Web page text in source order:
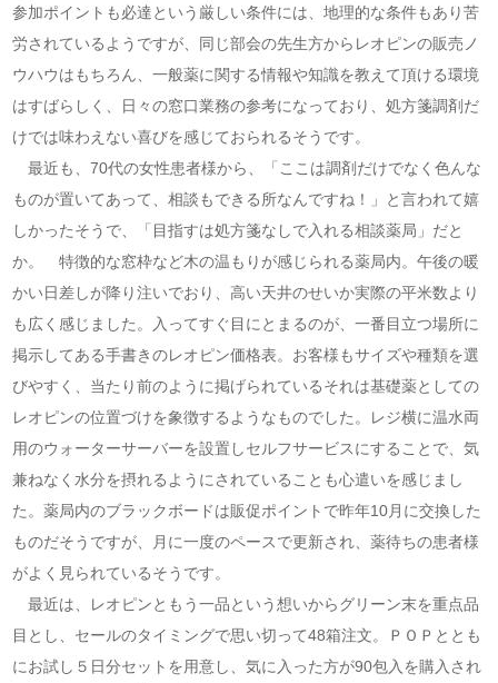
参加ポイントも必達という厳しい条件には、地理的な条件もあり苦
労されているようですが、同じ部会の先生方からレオピンの販売ノ
ウハウはもちろん、一般薬に関する情報や知識を教えて頂ける環境
はすばらしく、日々の窓口業務の参考になっており、処方箋調剤だ
けでは味わえない喜びを感じておられるそうです。
最近も、70代の女性患者様から、「ここは調剤だけでなく色んな
ものが置いてあって、相談もできる所なんですね！」と言われて嬉
しかったそうで、「目指すは処方箋なしで入れる相談薬局」だと
か。 特徴的な窓枠など木の温もりが感じられる薬局内。午後の暖
かい日差しが降り注いでおり、高い天井のせいか実際の平米数より
も広く感じました。入ってすぐ目にとまるのが、一番目立つ場所に
掲示してある手書きのレオピン価格表。お客様もサイズや種類を選
びやすく、当たり前のように掲げられているそれは基礎薬としての
レオピンの位置づけを象徴するようなものでした。レジ横に温水両
用のウォーターサーバーを設置しセルフサービスにすることで、気
兼ねなく水分を摂れるようにされていることも心遣いを感じまし
た。薬局内のブラックボードは販促ポイントで昨年10月に交換した
ものだそうですが、月に一度のペースで更新され、薬待ちの患者様
がよく見られているそうです。
最近は、レオピンともう一品という想いからグリーン末を重点品
目とし、セールのタイミングで思い切って48箱注文。ＰＯＰととも
にお試し５日分セットを用意し、気に入った方が90包入を購入され